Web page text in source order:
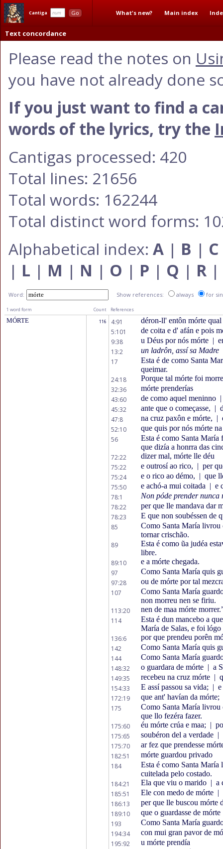
Cantiga Go What's new? Main index
Text concordance
Please read the notes on
you have not already done
If you just want to find a
words of the lyrics, try the
Cantigas processed: 420
Total lines: 21656
Total words: 162244
Total distinct word forms:
Alphabetical index: A | B | C
| L | M | N | O | P | Q | R |
Word: Show references: always for
1 word form Count References
MÓRTE 116 4:91
déron-ll' entôn mórte qual
5:101
de coita e d' afán e pois
9:38
u Déus por nós mórte |
13:2
un ladrôn, assí sa Madre
17
Esta é de como Santa
queimar.
24:18
Porque tal mórte foi
32:36
mórte prenderías
43:60
de como aquel meninno |
45:32
ante que o começasse, |
47:8
na cruz paxôn e mórte, |
52:10
que quis por nós mórte
56
Esta é como Santa María
que dizía a honrra das
72:22
dizer mal, mórte lle déu
75:22
e outrosí ao rico, | per
75:24
e o rico ao démo, | que
75:50
e achó-a mui coitada | e
78:1
Non póde prender nunca
78:22
per que lle mandava dar
78:23
E que non soubéssen de
85
Como Santa María livrou
tornar crischão.
89
Esta é como ũa judéa
libre.
89:10
e a mórte chegada.
97
Como Santa María quis
97:28
ou de mórte por tal
107
Como Santa María
non morreu nen se firiu.
113:20
nen de maa mórte
114
Esta é dun mancebo a
María de Salas, e foi
136:6
por que prendeu porên
142
Como Santa María quis
144
Como Santa María
148:32
o guardara de mórte | a
149:35
recebeu na cruz mórte |
154:33
E assí passou sa vida; |
172:19
que ant' havían da mórte;
175
Como Santa María livrou
que llo fezéra fazer.
175:60
éu mórte crúa e maa; |
175:65
soubéron del a verdade |
175:70
ar fez que prendesse
182:51
mórte guardou privado
184
Esta é como Santa María
cuitelada pelo costado.
184:21
Ela que viu o marido | a
185:51
Ele con medo de mórte |
186:13
per que lle buscou mórte
189:10
que o guardasse de mórte
193
Como Santa María
194:34
con mui gran pavor de
195:92
u mórte prendía